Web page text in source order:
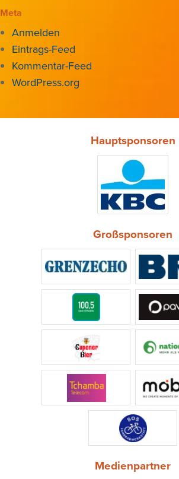
Meta
Anmelden
Eintrags-Feed
Kommentar-Feed
WordPress.org
Hauptsponsoren
Großsponsoren
Medienpartner